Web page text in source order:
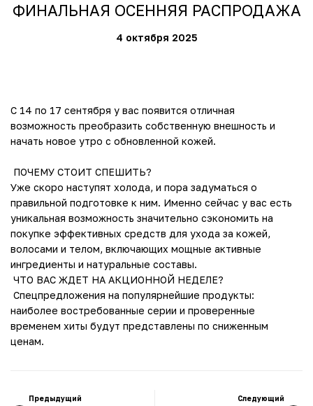
ФИНАЛЬНАЯ ОСЕННЯЯ РАСПРОДАЖА
4 октября 2025
С 14 по 17 сентября у вас появится отличная
возможность преобразить собственную внешность и
начать новое утро с обновленной кожей.
ПОЧЕМУ СТОИТ СПЕШИТЬ?
Уже скоро наступят холода, и пора задуматься о
правильной подготовке к ним. Именно сейчас у вас есть
уникальная возможность значительно сэкономить на
покупке эффективных средств для ухода за кожей,
волосами и телом, включающих мощные активные
ингредиенты и натуральные составы.
ЧТО ВАС ЖДЕТ НА АКЦИОННОЙ НЕДЕЛЕ?
Спецпредложения на популярнейшие продукты:
наиболее востребованные серии и проверенные
временем хиты будут представлены по сниженным
ценам.
Предыдущий Следующий